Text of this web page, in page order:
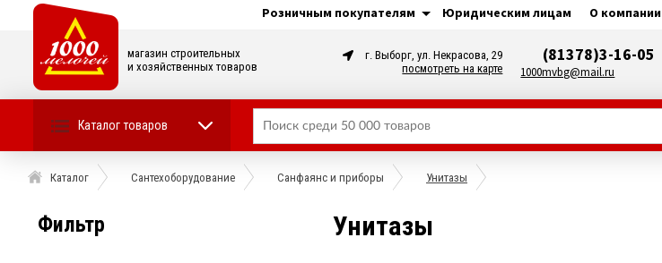
Розничным покупателям Юридическим лицам О компании
магазин строительных
и хозяйственных товаров
г. Выборг, ул. Некрасова, 29
посмотреть на карте
(81378)3-16-05
1000mvbg@mail.ru
Каталог товаров
Каталог Сантехоборудование Санфаянс и приборы Унитазы
Фильтр Унитазы